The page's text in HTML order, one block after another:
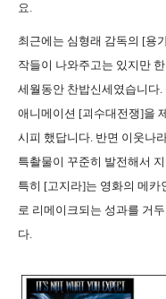
요.
최근에는 심형래 감독의 [용
작들이 나와주고는 있지만
세월동안 찬밥신세였습니다
애니메이션 [괴수대전쟁]을
시피 했답니다. 반면 이웃나
특촬물이 꾸준히 발전해서
특히 [고지라]는 영화의 메
로 리메이크되는 성과를 거
다.